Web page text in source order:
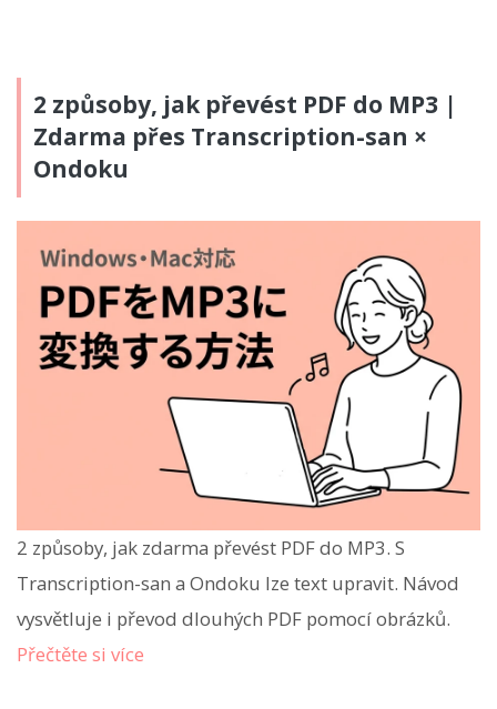
2 způsoby, jak převést PDF do MP3 |
Zdarma přes Transcription-san ×
Ondoku
2 způsoby, jak zdarma převést PDF do MP3. S
Transcription-san a Ondoku lze text upravit. Návod
vysvětluje i převod dlouhých PDF pomocí obrázků.
Přečtěte si více